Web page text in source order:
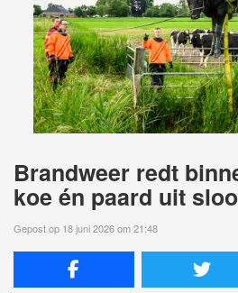
Brandweer redt
koe én paard uit
Gepost op 18 juni 2026 om 21:48